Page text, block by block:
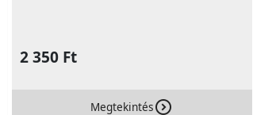
2 350 Ft
Megtekintés